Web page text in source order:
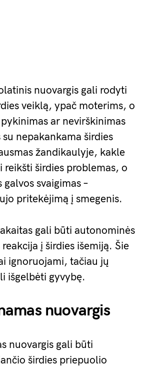
nuovargis gali rodyti
veiklą, ypač moterims, o
ar nevirškinimas
nepakankama širdies
žandikaulyje, kakle
reikšti širdies problemas, o
svaigimas –
pritekėjimą į smegenis.
gali būti autonominės
į širdies išemiją. Šie
ignoruojami, tačiau jų
išgelbėti gyvybę.
nuovargis
nuovargis gali būti
širdies priepuolio